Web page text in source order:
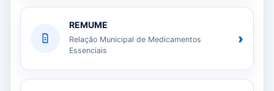
REMUME
Relação Municipal de Medicamentos
Essenciais
›